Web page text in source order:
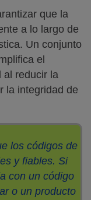
que la
a lo largo de
Un conjunto
el
al reducir la
la integridad de
los códigos de
y fiables. Si
con un código
o un producto